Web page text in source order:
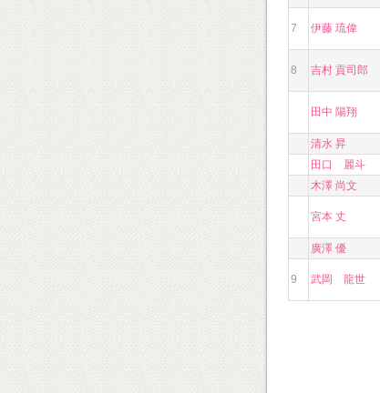
7 伊藤 琉偉
8 吉村 貢司郎
田中 陽翔
清水 昇
田口 麗斗
木澤 尚文
宮本 丈
廣澤 優
9 武岡 龍世